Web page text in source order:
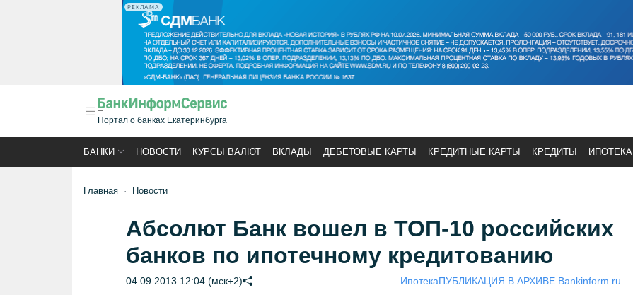
РЕКЛАМА
Портал о банках Екатеринбурга
БАНКИ НОВОСТИ КУРСЫ ВАЛЮТ ВКЛАДЫ ДЕБЕТОВЫЕ КАРТЫ КРЕДИТНЫЕ КАРТЫ КРЕДИТЫ ИПОТЕКА
Главная Новости
Абсолют Банк вошел в ТОП-10 российских
банков по ипотечному кредитованию
04.09.2013 12:04 (мск+2) ИпотекаПУБЛИКАЦИЯ В АРХИВЕ Bankinform.ru